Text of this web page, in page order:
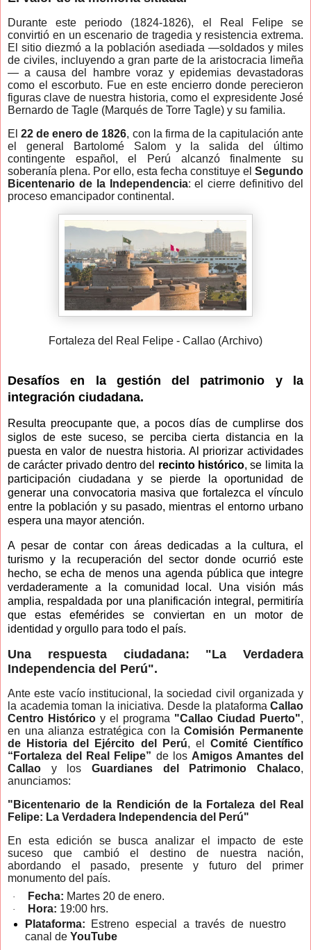
Durante este periodo (1824-1826), el Real Felipe se
convirtió en un escenario de tragedia y resistencia extrema.
El sitio diezmó a la población asediada —soldados y miles
de civiles, incluyendo a gran parte de la aristocracia limeña
— a causa del hambre voraz y epidemias devastadoras
como el escorbuto. Fue en este encierro donde perecieron
figuras clave de nuestra historia, como el expresidente José
Bernardo de Tagle (Marqués de Torre Tagle) y su familia.
El22 de enero de 1826, con la firma de la capitulación ante
el general Bartolomé Salom y la salida del último
contingente español, el Perú alcanzó finalmente su
soberanía plena. Por ello, esta fecha constituye el Segundo
Bicentenario de la Independencia: el cierre definitivo del
proceso emancipador continental.
Fortaleza del Real Felipe - Callao (Archivo)
Desafíos en la gestión del patrimonio y la
integración ciudadana.
Resulta preocupante que, a pocos días de cumplirse dos
siglos de este suceso, se perciba cierta distancia en la
puesta en valor de nuestra historia. Al priorizar actividades
de carácter privado dentro del recinto histórico, se limita la
participación ciudadana y se pierde la oportunidad de
generar una convocatoria masiva que fortalezca el vínculo
entre la población y su pasado, mientras el entorno urbano
espera una mayor atención.
A pesar de contar con áreas dedicadas a la cultura, el
turismo y la recuperación del sector donde ocurrió este
hecho, se echa de menos una agenda pública que integre
verdaderamente a la comunidad local. Una visión más
amplia, respaldada por una planificación integral, permitiría
que estas efemérides se conviertan en un motor de
identidad y orgullo para todo el país.
Una respuesta ciudadana: "La Verdadera
Independencia del Perú".
Ante este vacío institucional, la sociedad civil organizada y
la academia toman la iniciativa. Desde la plataforma Callao
Centro Histórico y el programa "Callao Ciudad Puerto",
en una alianza estratégica con laComisión Permanente
de Historia del Ejército del Perú, el Comité Científico
“Fortaleza del Real Felipe” de los Amigos Amantes del
Callao y los Guardianes del Patrimonio Chalaco,
anunciamos:
"Bicentenario de la Rendición de la Fortaleza del Real
Felipe: La Verdadera Independencia del Perú"
En esta edición se busca analizar el impacto de este
suceso que cambió el destino de nuestra nación,
abordando el pasado, presente y futuro del primer
monumento del país.
· Fecha: Martes 20 de enero.
· Hora: 19:00 hrs.
Plataforma: Estreno especial a través de nuestro
canal de YouTube